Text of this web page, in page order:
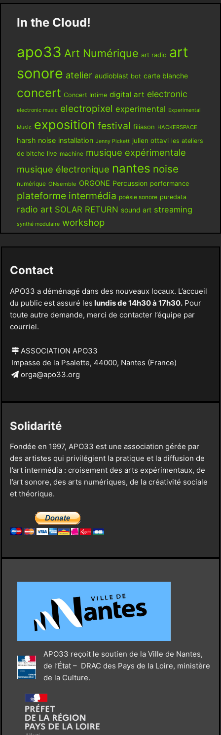
In the Cloud!
apo33 Art Numérique art radio art
sonore atelier audioblast bot carte blanche
concert Concert Intime digital art electronic
electronic music electropixel experimental Experimental
Music exposition festival filiason HACKERSPACE
harsh noise installation Jenny Pickett julien ottavi les ateliers
de bitche live machine musique expérimentale
musique électronique nantes noise
numérique ONsemble ORGONE Percussion performance
plateforme intermédia poésie sonore puredata
radio art SOLAR RETURN sound art streaming
synthé modulaire workshop
Contact
APO33 a déménagé dans des nouveaux locaux. L’accueil
du public est assuré les lundis de 14h30 à 17h30.Pour
toute autre demande, merci de contacter l’équipe par
courriel.
ASSOCIATION APO33
Impasse de la Psalette, 44000, Nantes (France)
orga@apo33.org
Solidarité
Fondée en 1997, APO33 est une association gérée par
des artistes qui privilégient la pratique et la diffusion de
l’art intermédia : croisement des arts expérimentaux, de
l’art sonore, des arts numériques, de la créativité sociale
et théorique.
APO33 reçoit le soutien de la Ville de Nantes,
de l’État – DRAC des Pays de la Loire, ministère
de la Culture.